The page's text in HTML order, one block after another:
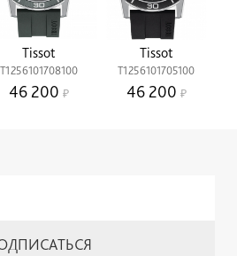
Tissot
T1256101708100
46 200
Tissot
T1256101705100
46 200